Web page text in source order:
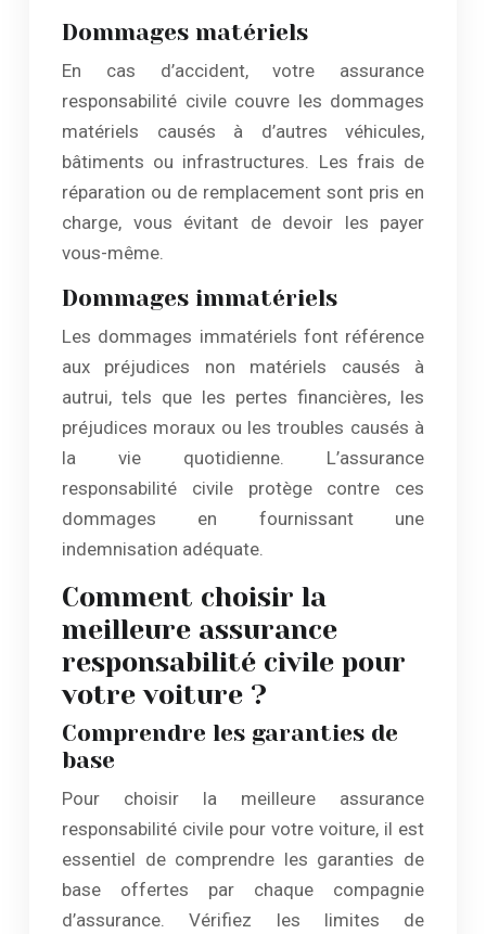
Dommages matériels
En cas d’accident, votre assurance
responsabilité civile couvre les dommages
matériels causés à d’autres véhicules,
bâtiments ou infrastructures. Les frais de
réparation ou de remplacement sont pris en
charge, vous évitant de devoir les payer
vous-même.
Dommages immatériels
Les dommages immatériels font référence
aux préjudices non matériels causés à
autrui, tels que les pertes financières, les
préjudices moraux ou les troubles causés à
la vie quotidienne. L’assurance
responsabilité civile protège contre ces
dommages en fournissant une
indemnisation adéquate.
Comment choisir la
meilleure assurance
responsabilité civile pour
votre voiture ?
Comprendre les garanties de
base
Pour choisir la meilleure assurance
responsabilité civile pour votre voiture, il est
essentiel de comprendre les garanties de
base offertes par chaque compagnie
d’assurance. Vérifiez les limites de